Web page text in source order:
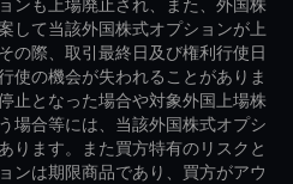
して当該外国株式オプションが上
の際、取引最終日及び権利行使日
使の機会が失われることがありま
止となった場合や対象外国上場株
場合等には、当該外国株式オプシ
ります。また買方特有のリスクと
ンは期限商品であり、買方がアウ